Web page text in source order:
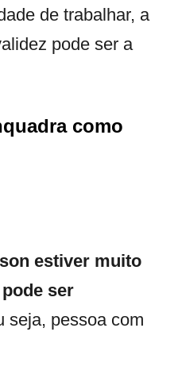
de trabalhar, a
pode ser a
como
estiver muito
ser
seja, pessoa com